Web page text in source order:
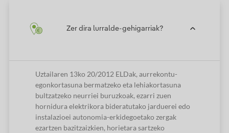
Zer dira lurralde-gehigarriak?
Uztailaren 13ko 20/2012 ELDak, aurrekontu-
egonkortasuna bermatzeko eta lehiakortasuna
bultzatzeko neurriei buruzkoak, ezarri zuen
hornidura elektrikora bideratutako jarduerei edo
instalazioei autonomia-erkidegoetako zergak
ezartzen bazitzaizkien, horietara sartzeko